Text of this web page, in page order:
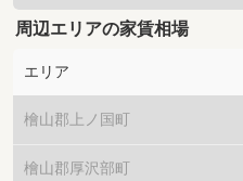
周辺エリアの家賃相場
エリア
檜山郡上ノ国町
檜山郡厚沢部町